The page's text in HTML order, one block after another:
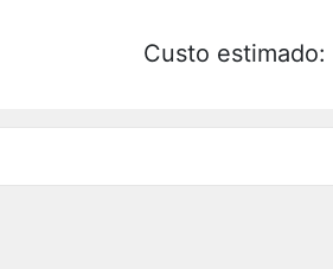
Custo estimado: